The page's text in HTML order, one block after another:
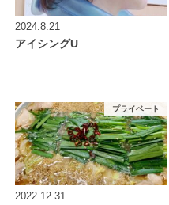
2024.8.21
アイシングU
プライベート
2022.12.31